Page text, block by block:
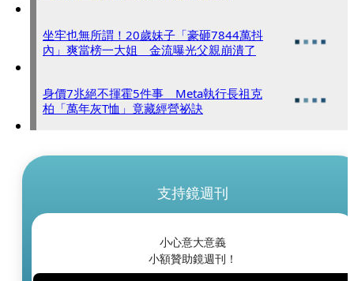
坐牢也無所謂！20歲妹子「豪砸7844萬抖
內」爽當榜一大姐 金流曝光父親崩潰了
身價7兆絕不揮霍5件事 Meta執行長祖克
柏「萬年灰T恤」竟藏經營祕訣
支持鏡週刊
小心意大意義
小額贊助鏡週刊！